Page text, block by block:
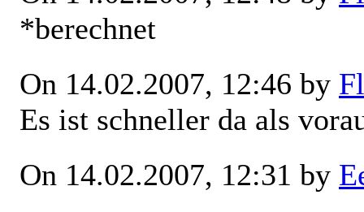
*berechnet
On 14.02.2007, 12:46 by
Es ist schneller da als
On 14.02.2007, 12:31 by